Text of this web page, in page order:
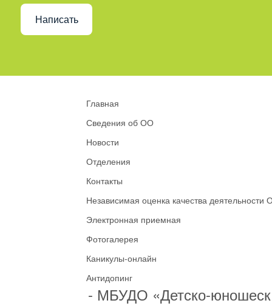
Написать
Главная
Сведения об ОО
Новости
Отделения
Контакты
Независимая оценка качества деятельности
Электронная приемная
Фотогалерея
Каникулы-онлайн
Антидопинг
- МБУДО «Детско-